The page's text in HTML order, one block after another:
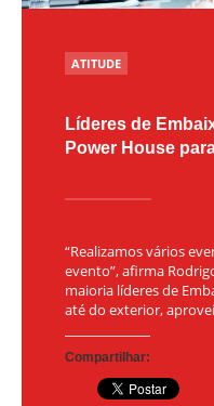
POSTED
IN
ATITUDE
Líderes de
Power House
“Realizamos vários
evento”, afirma
maioria líderes de
até do exterior,
Compartilhar: